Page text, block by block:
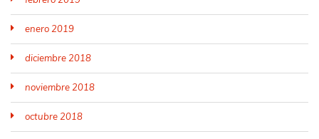
enero 2019
diciembre 2018
noviembre 2018
octubre 2018